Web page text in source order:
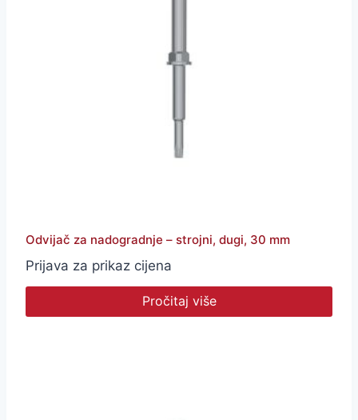
Odvijač za nadogradnje – strojni, dugi, 30 mm
Prijava za prikaz cijena
Pročitaj više